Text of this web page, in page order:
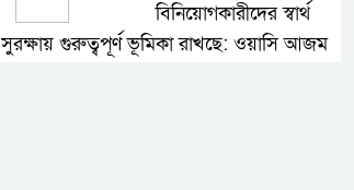
বিনিয়োগকারীদের স্বার্থ
সুরক্ষায় গুরুত্বপূর্ণ ভূমিকা রাখছে: ওয়াসি আজম